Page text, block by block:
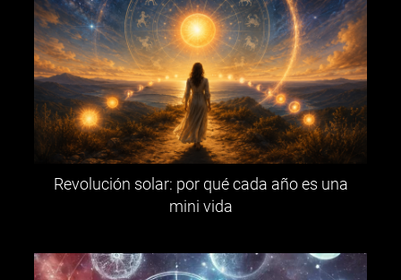
Revolución solar: por qué cada año es una
mini vida